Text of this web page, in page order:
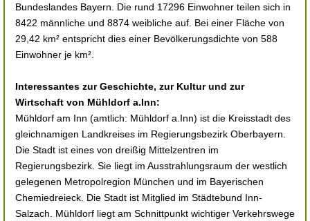
Bundeslandes Bayern. Die rund 17296 Einwohner teilen sich in
8422 männliche und 8874 weibliche auf. Bei einer Fläche von
29,42 km² entspricht dies einer Bevölkerungsdichte von 588
Einwohner je km².
Interessantes zur Geschichte, zur Kultur und zur
Wirtschaft von Mühldorf a.Inn:
Mühldorf am Inn (amtlich: Mühldorf a.Inn) ist die Kreisstadt des
gleichnamigen Landkreises im Regierungsbezirk Oberbayern.
Die Stadt ist eines von dreißig Mittelzentren im
Regierungsbezirk. Sie liegt im Ausstrahlungsraum der westlich
gelegenen Metropolregion München und im Bayerischen
Chemiedreieck. Die Stadt ist Mitglied im Städtebund Inn-
Salzach. Mühldorf liegt am Schnittpunkt wichtiger Verkehrswege